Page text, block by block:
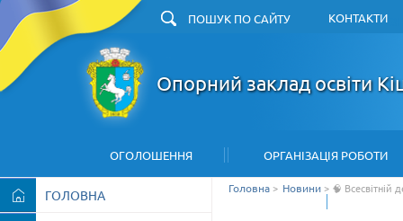
КОНТАКТИ
Опорний заклад освіти
ОГОЛОШЕННЯ ОРГАНІЗАЦІЯ РОБОТИ
ГОЛОВНА Головна> Новини> 🧠 Всесвітній